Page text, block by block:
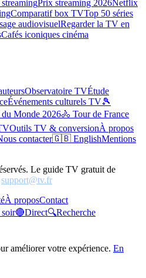
Prix streaming 2026Netflix
Comparatif box TVTop 50 séries
audiovisuelRegarder la TV en
Cafés iconiques cinéma
Observatoire TVÉtude
Événements culturels TV🎾
Monde 2026🚴 Tour de France
Outils TV & conversionÀ propos
contacter🇬🇧 EnglishMentions
Le guide TV gratuit de
support@tv.fr
À proposContact
soir🔴Direct🔍Recherche
améliorer votre expérience. En